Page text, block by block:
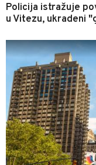
Policija istražuje
u Vitezu, ukradeni